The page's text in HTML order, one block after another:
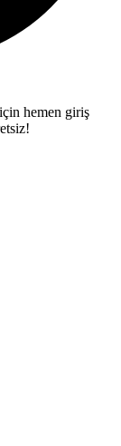
hemen giriş